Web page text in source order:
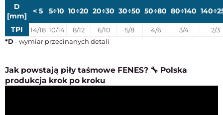
D
[mm]
< 5 5÷10 10÷20 20÷30 30÷50 50÷80 80÷140
TPI 14/18 10/14 8/12 6/10 5/8 4/6 3/4
2/3
*D- wymiar przecinanych detali
Jak powstają piły taśmowe FENES? 🔧 Polska
produkcja krok po kroku